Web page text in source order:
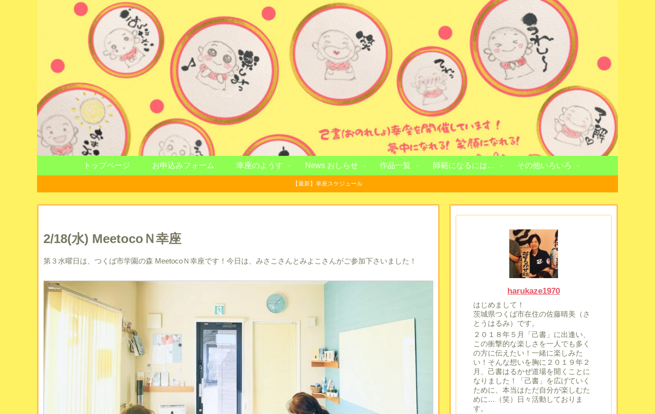
トップページ お申込みフォーム 幸座のようす News おしらせ 作品一覧 師範になるには… その他いろいろ
【最新】幸座スケジュール
2/18(水) MeetocoＮ幸座
第３水曜日は、つくば市学園の森 MeetocoＮ幸座です！今日は、みさこさんとみよこさんがご参加下さいました！
harukaze1970
はじめまして！
茨城県つくば市在住の佐藤晴美（さ
とうはるみ）です。
２０１８年５月「己書」に出逢い、
この衝撃的な楽しさを一人でも多く
の方に伝えたい！一緒に楽しみた
い！そんな想いを胸に２０１９年２
月、己書はるかぜ道場を開くことに
なりました！「己書」を広げていく
ために、本当はただ自分が楽しむた
めに…（笑）日々活動しておりま
す。